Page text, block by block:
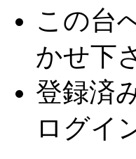
この台
かせ下
登録済
ログイ